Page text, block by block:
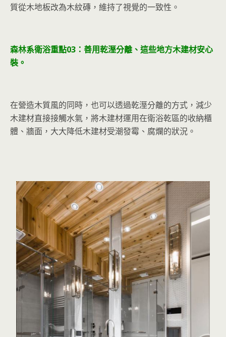
質從木地板改為木紋磚，維持了視覺的一致性。
森林系衛浴重點03： 善用乾溼分離、這些地方木建材安心
裝。
在營造木質風的同時，也可以透過乾溼分離的方式，減少
木建材直接接觸水氣，將木建材運用在衛浴乾區的收納櫃
體、牆面，大大降低木建材受潮發霉、腐爛的狀況。